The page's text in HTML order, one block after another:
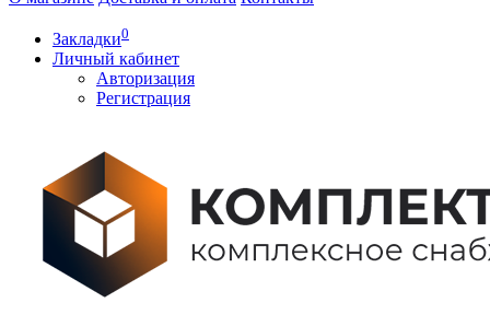
Закладки0
Личный кабинет
Авторизация
Регистрация